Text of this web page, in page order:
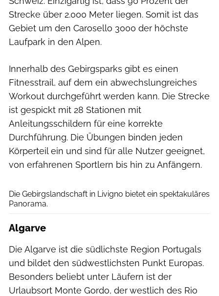
Strecke über 2.000 Meter liegen. Somit ist das
Gebiet um den Carosello 3000 der höchste
Laufpark in den Alpen.
Innerhalb des Gebirgsparks gibt es einen
Fitnesstrail, auf dem ein abwechslungreiches
Workout durchgeführt werden kann. Die Strecke
ist gespickt mit 28 Stationen mit
Anleitungsschildern für eine korrekte
Durchführung. Die Übungen binden jeden
Körperteil ein und sind für alle Nutzer geeignet,
von erfahrenen Sportlern bis hin zu Anfängern.
Die Gebirgslandschaft in Livigno bietet ein spektakuläres
Panorama.
Algarve
Die Algarve ist die südlichste Region Portugals
und bildet den südwestlichsten Punkt Europas.
Besonders beliebt unter Läufern ist der
Urlaubsort Monte Gordo, der westlich des Rio